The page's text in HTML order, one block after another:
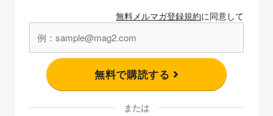
無料メルマガ登録規約に同意して
無料で購読する
または